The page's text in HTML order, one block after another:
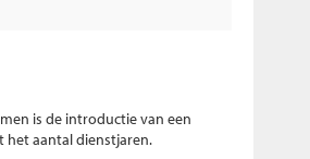
is de introductie van een
het aantal dienstjaren.